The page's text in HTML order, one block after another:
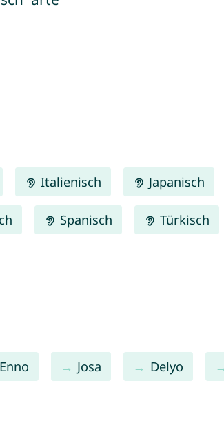
Italienisch Japanisch
Spanisch Türkisch
Enno Josa Delyo